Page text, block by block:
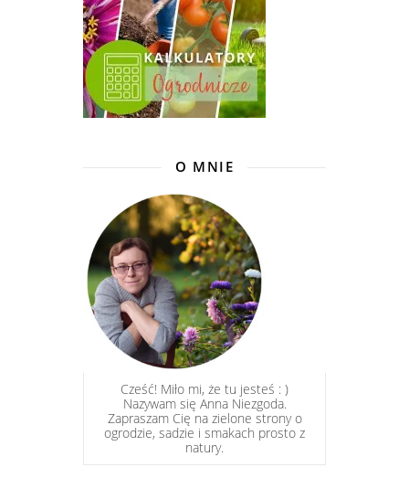
O MNIE
Cześć! Miło mi, że tu jesteś : )
Nazywam się Anna Niezgoda.
Zapraszam Cię na zielone strony o
ogrodzie, sadzie i smakach prosto z
natury.